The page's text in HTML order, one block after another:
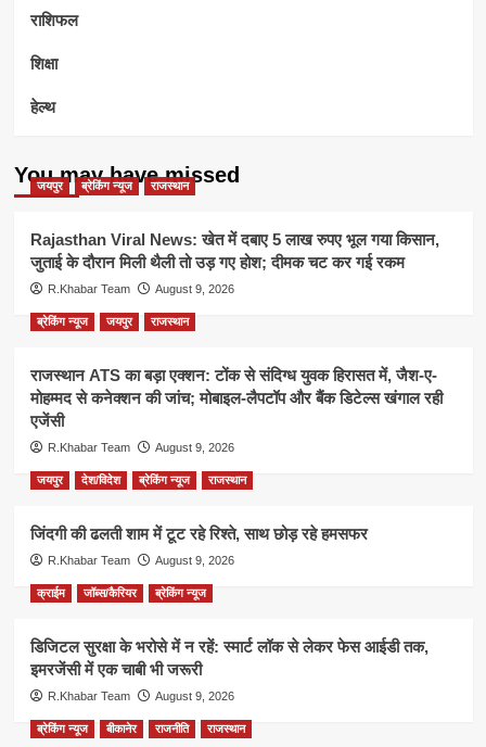
राशिफल
शिक्षा
हेल्थ
You may have missed
जयपुर ब्रेकिंग न्यूज राजस्थान
Rajasthan Viral News: खेत में दबाए 5 लाख रुपए भूल गया किसान,
जुताई के दौरान मिली थैली तो उड़ गए होश; दीमक चट कर गई रकम
R.Khabar Team August 9, 2026
ब्रेकिंग न्यूज जयपुर राजस्थान
राजस्थान ATS का बड़ा एक्शन: टोंक से संदिग्ध युवक हिरासत में, जैश-ए-
मोहम्मद से कनेक्शन की जांच; मोबाइल-लैपटॉप और बैंक डिटेल्स खंगाल रही
एजेंसी
R.Khabar Team August 9, 2026
जयपुर देश/विदेश ब्रेकिंग न्यूज राजस्थान
जिंदगी की ढलती शाम में टूट रहे रिश्ते, साथ छोड़ रहे हमसफर
R.Khabar Team August 9, 2026
क्राईम जॉब्स/कैरियर ब्रेकिंग न्यूज
डिजिटल सुरक्षा के भरोसे में न रहें: स्मार्ट लॉक से लेकर फेस आईडी तक,
इमरजेंसी में एक चाबी भी जरूरी
R.Khabar Team August 9, 2026
ब्रेकिंग न्यूज बीकानेर राजनीति राजस्थान